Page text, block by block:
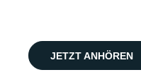
JETZT ANHÖREN